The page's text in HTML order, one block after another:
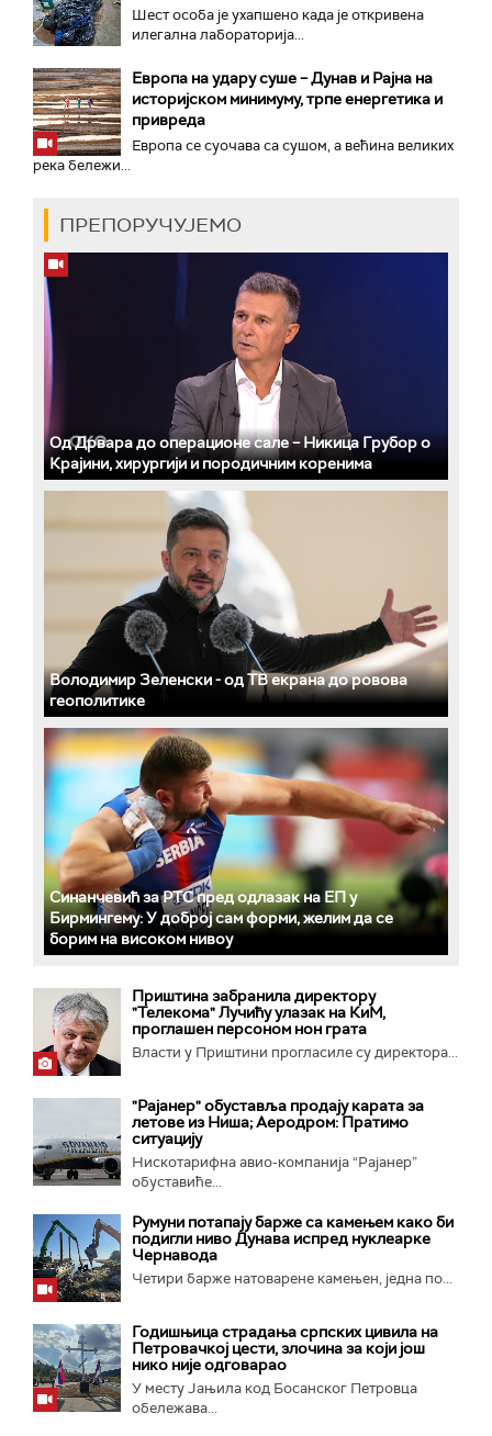
Шест особа је ухапшено када је откривена
илегална лабораторија...
Европа на удару суше – Дунав и Рајна на
историјском минимуму, трпе енергетика и
привреда
Европа се суочава са сушом, а већина великих
река бележи...
ПРЕПОРУЧУЈЕМО
Од Дрвара до операционе сале – Никица Грубор о
Крајини, хирургији и породичним коренима
Володимир Зеленски - од ТВ екрана до ровова
геополитике
Синанчевић за РТС пред одлазак на ЕП у
Бирмингему: У доброј сам форми, желим да се
борим на високом нивоу
Приштина забранила директору
"Телекома" Лучићу улазак на КиМ,
проглашен персоном нон грата
Власти у Приштини прогласиле су директора...
"Рајанер" обуставља продају карата за
летове из Ниша; Аеродром: Пратимо
ситуацију
Нискотарифна авио-компанија “Рајанер”
обуставиће...
Румуни потапају барже са камењем како би
подигли ниво Дунава испред нуклеарке
Чернавода
Четири барже натоварене камењен, једна по...
Годишњица страдања српских цивила на
Петровачкој цести, злочина за који још
нико није одговарао
У месту Јањила код Босанског Петровца
обележава...